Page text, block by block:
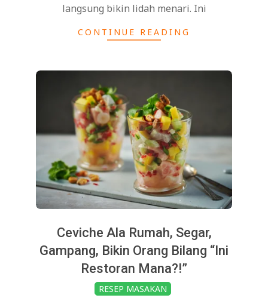
langsung bikin lidah menari. Ini
CONTINUE READING
Ceviche Ala Rumah, Segar,
Gampang, Bikin Orang Bilang “Ini
Restoran Mana?!”
RESEP MASAKAN